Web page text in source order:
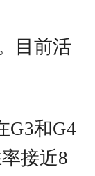
目前活
G3和G4
接近8